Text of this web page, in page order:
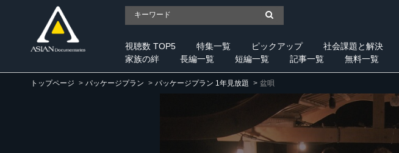
視聴数 TOP5 特集一覧 ピックアップ 社会課題と解決
家族の絆
長編一覧 短編一覧 記事一覧 無料一覧
トップページ パッケージプラン パッケージプラン 1年見放題 盆唄